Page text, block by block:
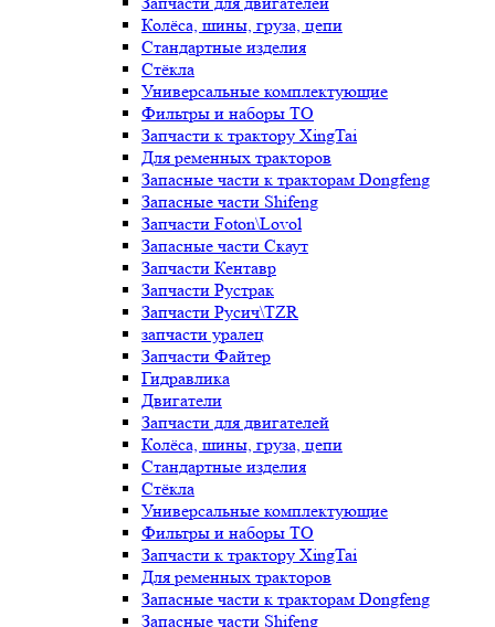
Колёса, шины, груза, цепи
Стандартные изделия
Стёкла
Универсальные комплектующие
Фильтры и наборы ТО
Запчасти к трактору XingTai
Для ременных тракторов
Запасные части к тракторам Dongfeng
Запасные части Shifeng
Запчасти Foton\Lovol
Запасные части Скаут
Запчасти Кентавр
Запчасти Рустрак
Запчасти Русич\TZR
запчасти уралец
Запчасти Файтер
Гидравлика
Двигатели
Запчасти для двигателей
Колёса, шины, груза, цепи
Стандартные изделия
Стёкла
Универсальные комплектующие
Фильтры и наборы ТО
Запчасти к трактору XingTai
Для ременных тракторов
Запасные части к тракторам Dongfeng
Запасные части Shifeng